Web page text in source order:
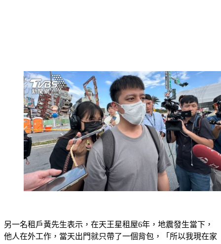
另一名租戶黃先生表示，在天王星租屋6年，地震發生當下，
他人在外工作，當天出門就只帶了一個背包，「所以我現在家